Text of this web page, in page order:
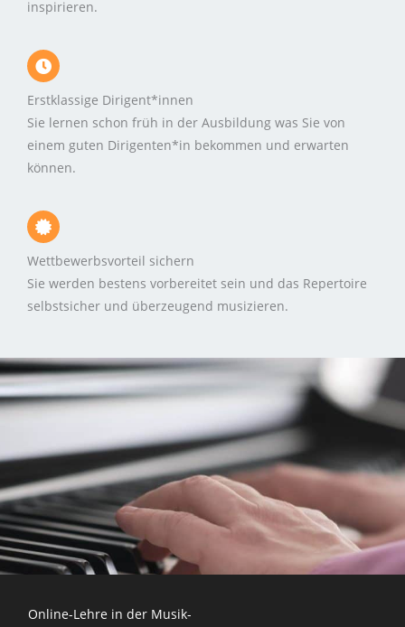
inspirieren.
Erstklassige Dirigent*innen
Sie lernen schon früh in der Ausbildung was Sie von
einem guten Dirigenten*in bekommen und erwarten
können.
Wettbewerbsvorteil sichern
Sie werden bestens vorbereitet sein und das Repertoire
selbstsicher und überzeugend musizieren.
Online-Lehre in der Musik-